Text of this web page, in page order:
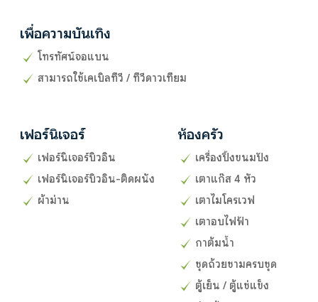
เพื่อความบันเทิง
โทรทัศน์จอแบน
สามารถใช้เคเบิลทีวี / ทีวีดาวเทียม
เฟอร์นิเจอร์
เฟอร์นิเจอร์บิวอิน
เฟอร์นิเจอร์บิวอิน-ติดผนัง
ผ้าม่าน
ห้องครัว
เครื่องปิ้งขนมปัง
เตาแก๊ส 4 หัว
เตาไมโครเวฟ
เตาอบไฟฟ้า
กาต้มน้ำ
ชุดถ้วยชามครบชุด
ตู้เย็น / ตู้แช่แข็ง